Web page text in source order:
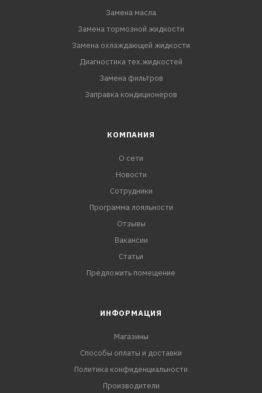
Замена масла
Замена тормозной жидкости
Замена охлаждающей жидкости
Диагностика тех.жидкостей
Замена фильтров
Заправка кондиционеров
КОМПАНИЯ
О сети
Новости
Сотрудники
Программа лояльности
Отзывы
Вакансии
Статьи
Предложить помещение
ИНФОРМАЦИЯ
Магазины
Способы оплаты и доставки
Политика конфиденциальности
Производители